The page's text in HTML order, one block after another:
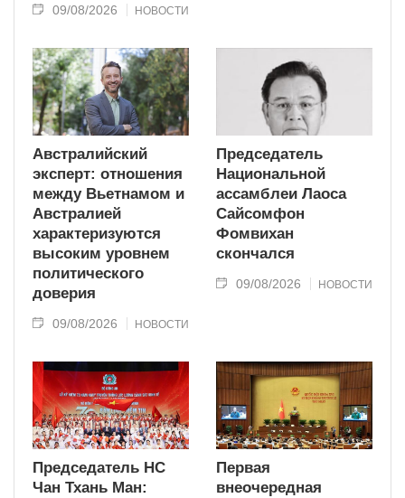
09/08/2026 НОВОСТИ
Австралийский
эксперт: отношения
между Вьетнамом и
Австралией
характеризуются
высоким уровнем
политического
доверия
09/08/2026 НОВОСТИ
Председатель
Национальной
ассамблеи Лаоса
Сайсомфон
Фомвихан
скончался
09/08/2026 НОВОСТИ
Председатель НС
Чан Тхань Ман:
Первая
внеочередная